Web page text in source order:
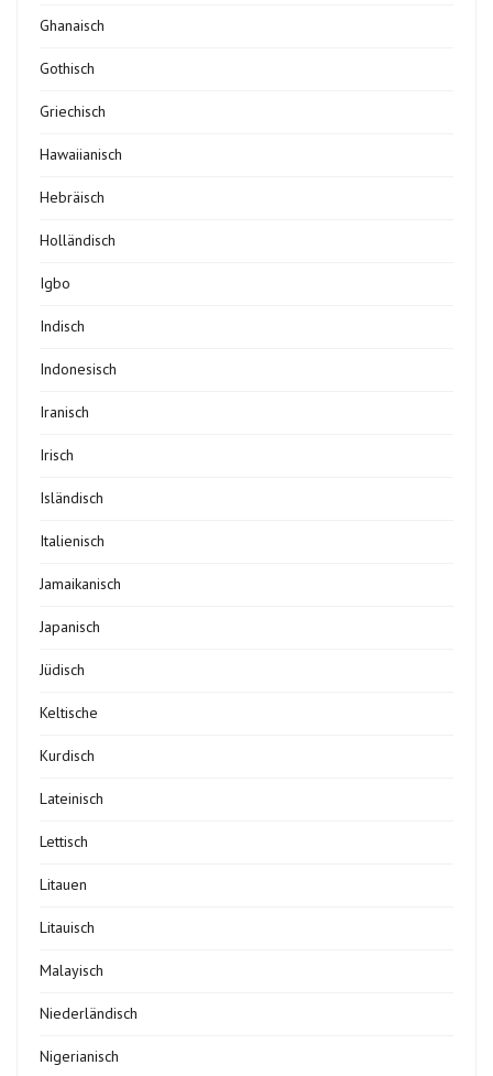
Ghanaisch
Gothisch
Griechisch
Hawaiianisch
Hebräisch
Holländisch
Igbo
Indisch
Indonesisch
Iranisch
Irisch
Isländisch
Italienisch
Jamaikanisch
Japanisch
Jüdisch
Keltische
Kurdisch
Lateinisch
Lettisch
Litauen
Litauisch
Malayisch
Niederländisch
Nigerianisch